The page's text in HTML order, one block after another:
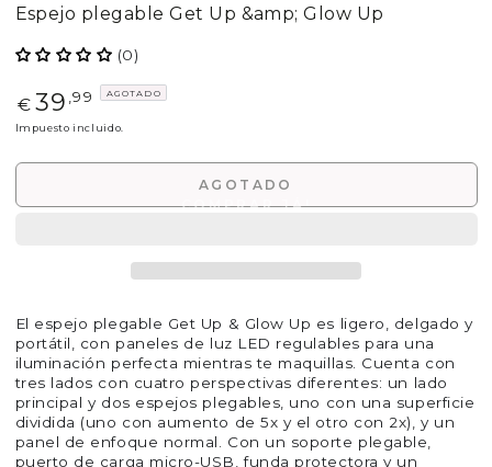
Espejo plegable Get Up &amp; Glow Up
(0)
Precio
regular
€ 39 ,99 AGOTADO
Impuesto incluido.
AGOTADO
El espejo plegable Get Up & Glow Up es ligero, delgado y
portátil, con paneles de luz LED regulables para una
iluminación perfecta mientras te maquillas. Cuenta con
tres lados con cuatro perspectivas diferentes: un lado
principal y dos espejos plegables, uno con una superficie
dividida (uno con aumento de 5x y el otro con 2x), y un
panel de enfoque normal. Con un soporte plegable,
puerto de carga micro-USB, funda protectora y un